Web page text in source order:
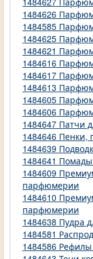
1484626
1484585
1484625
1484621
1484616
1484617
1484613
1484605
1484606
1484647 Патчи
1484646 Пенки,
1484639
1484641 Помады
1484609
парфюмерии
1484610
парфюмерии
1484638 Пудра
1484581
1484586